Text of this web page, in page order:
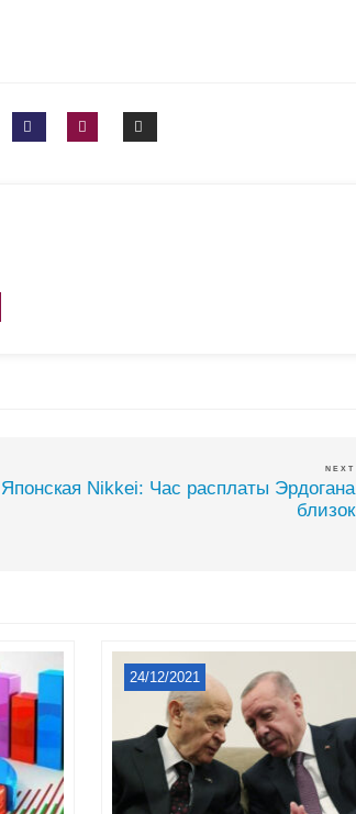
NEXT
Японская Nikkei: Час расплаты Эрдогана
близок
24/12/2021